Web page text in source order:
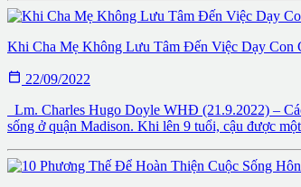
Khi Cha Mẹ Không Lưu Tâm Đến Việc Dạy Con
 22/09/2022
Lm. Charles Hugo Doyle WHĐ (21.9.2022) –
sống ở quận Madison. Khi lên 9 tuổi, cậu được